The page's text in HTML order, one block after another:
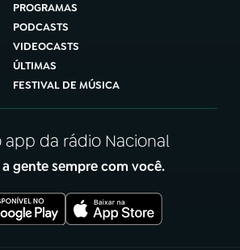
PROGRAMAS
PODCASTS
VIDEOCASTS
ÚLTIMAS
FESTIVAL DE MÚSICA
app da rádio Nacional
a gente sempre com você.